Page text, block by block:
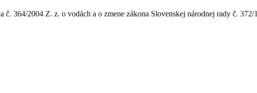
č. 364/2004 Z. z. o vodách a o zmene zákona Slovenskej národnej rady č.